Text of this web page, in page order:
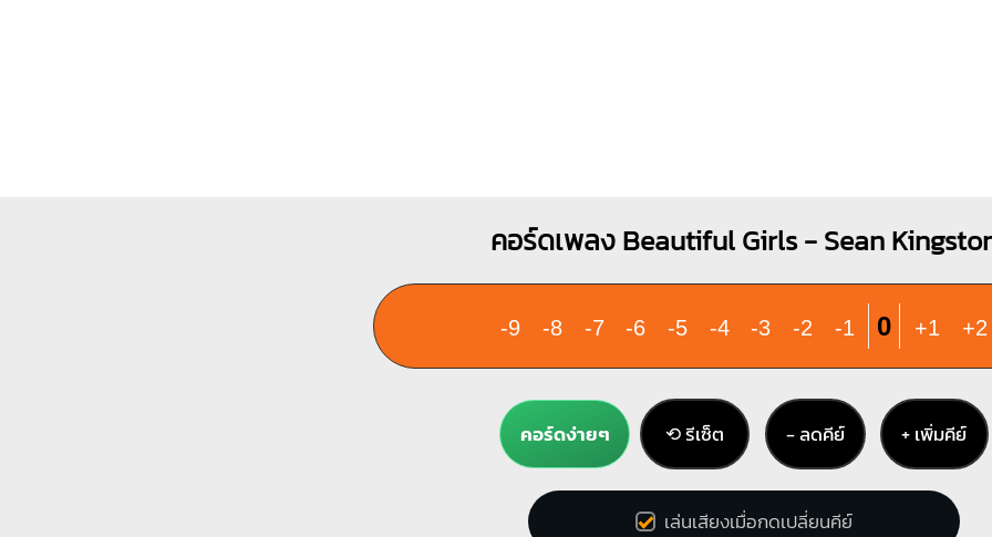
คอร์ดเพลง Beautiful Girls - Sean
-9 -8 -7 -6 -5 -4 -3 -2 -1 0 +1 +2
คอร์ดง่ายๆ ⟲ รีเซ็ต − ลดคีย์ + เพิ่มคีย์
เล่นเสียงเมื่อกดเปลี่ยนคีย์